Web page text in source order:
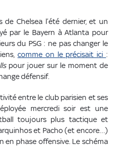
Chelsea l’été dernier, et un
par le Bayern à Atlanta pour
du PSG : ne pas changer le
comme on le précisait ici :
pour jouer sur le moment de
défensif.
entre le club parisien et ses
mercredi soir est une
toujours plus tactique et
et Pacho (et encore…)
en phase offensive. Le schéma